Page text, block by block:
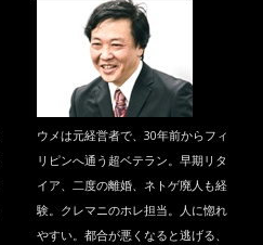
ウメは元経営者で、30年前からフィ
リピンへ通う超ベテラン。早期リタ
イア、二度の離婚、ネトゲ廃人も経
験。クレマニのホレ担当。人に惚れ
やすい。都合が悪くなると逃げる、